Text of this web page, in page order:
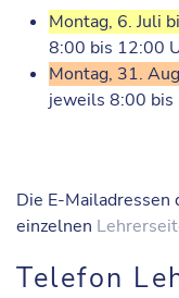
Montag, 6. Juli
8:00 bis 12:00
Montag, 31.
jeweils 8:00
Die E-Mailadressen
einzelnen
Telefon